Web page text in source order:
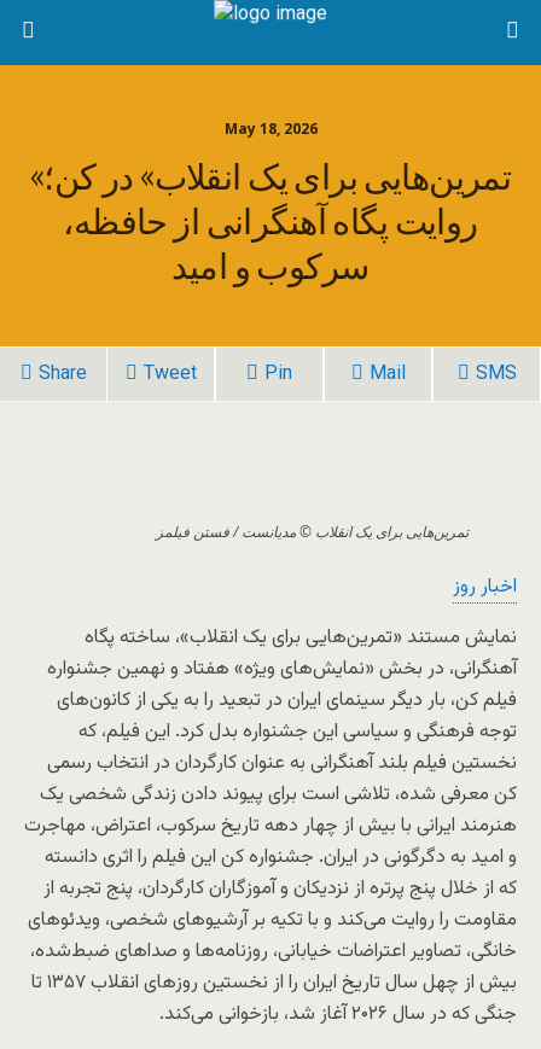
May 18, 2026
«تمرین‌هایی برای یک انقلاب» در کن؛
روایت پگاه آهنگرانی از حافظه،
سرکوب و امید
Share Tweet Pin Mail SMS
تمرین‌هایی برای یک انقلاب © مدیانست / فستن فیلمز
اخبار روز
نمایش مستند «تمرین‌هایی برای یک انقلاب»، ساخته پگاه
آهنگرانی، در بخش «نمایش‌های ویژه» هفتاد و نهمین جشنواره
فیلم کن، بار دیگر سینمای ایران در تبعید را به یکی از کانون‌های
توجه فرهنگی و سیاسی این جشنواره بدل کرد. این فیلم، که
نخستین فیلم بلند آهنگرانی به عنوان کارگردان در انتخاب رسمی
کن معرفی شده، تلاشی است برای پیوند دادن زندگی شخصی یک
هنرمند ایرانی با بیش از چهار دهه تاریخ سرکوب، اعتراض، مهاجرت
و امید به دگرگونی در ایران. جشنواره کن این فیلم را اثری دانسته
که از خلال پنج پرتره از نزدیکان و آموزگاران کارگردان، پنج تجربه از
مقاومت را روایت می‌کند و با تکیه بر آرشیوهای شخصی، ویدئوهای
خانگی، تصاویر اعتراضات خیابانی، روزنامه‌ها و صداهای ضبط‌شده،
بیش از چهل سال تاریخ ایران را از نخستین روزهای انقلاب ۱۳۵۷ تا
جنگی که در سال ۲۰۲۶ آغاز شد، بازخوانی می‌کند.